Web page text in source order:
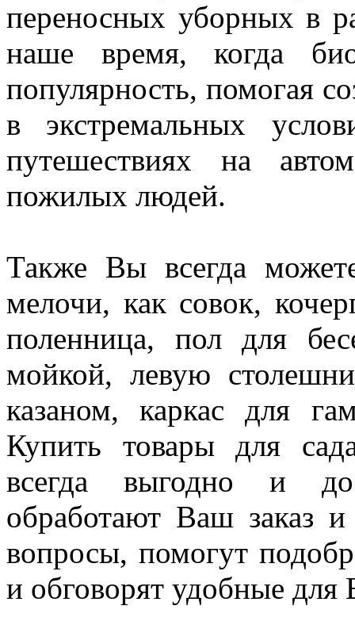
переносных уборных в
наше время, когда
популярность, помогая
в экстремальных
путешествиях на
пожилых людей.
Также Вы всегда
мелочи, как совок,
поленница, пол для
мойкой, левую
казаном, каркас для
Купить товары для
всегда выгодно и
обработают Ваш заказ
вопросы, помогут
и обговорят удобные для